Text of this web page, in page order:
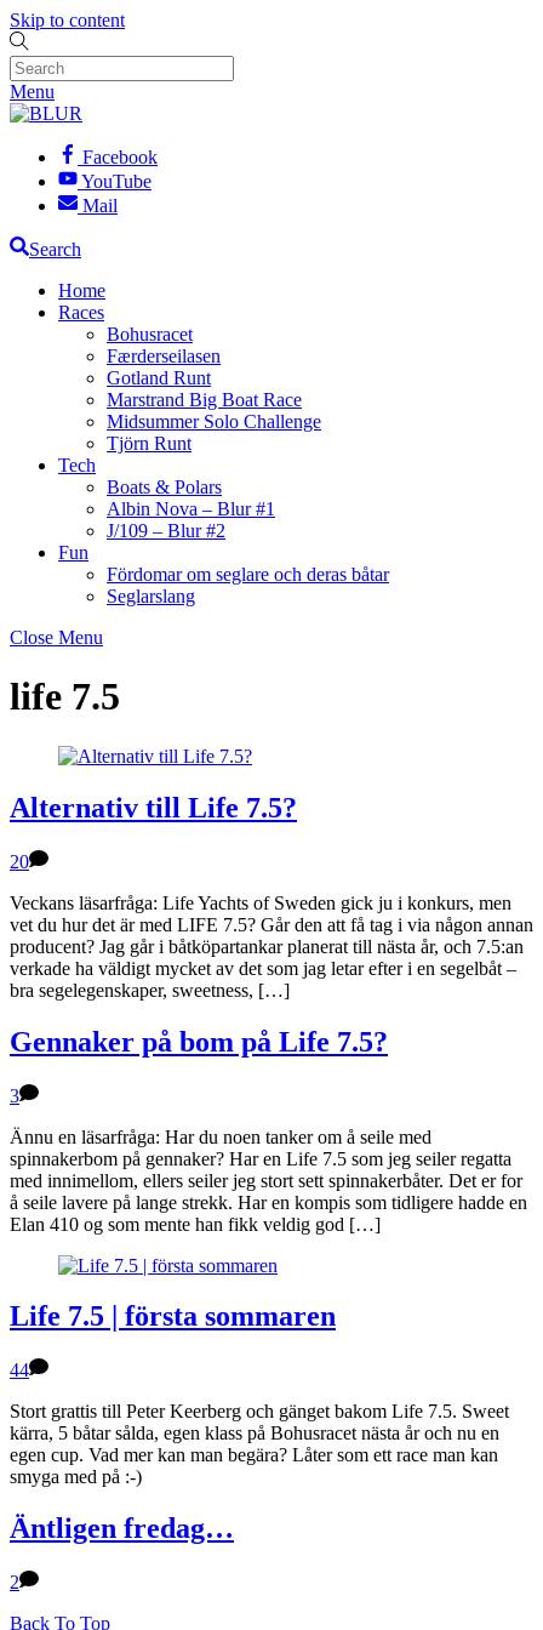
Skip to content
Menu
Facebook
YouTube
Mail
Search
Home
Races
Bohusracet
Færderseilasen
Gotland Runt
Marstrand Big Boat Race
Midsummer Solo Challenge
Tjörn Runt
Tech
Boats & Polars
Albin Nova – Blur #1
J/109 – Blur #2
Fun
Fördomar om seglare och deras båtar
Seglarslang
Close Menu
life 7.5
Alternativ till Life 7.5?
20
Veckans läsarfråga: Life Yachts of Sweden gick ju i konkurs, men
vet du hur det är med LIFE 7.5? Går den att få tag i via någon annan
producent? Jag går i båtköpartankar planerat till nästa år, och 7.5:an
verkade ha väldigt mycket av det som jag letar efter i en segelbåt –
bra segelegenskaper, sweetness, […]
Gennaker på bom på Life 7.5?
3
Ännu en läsarfråga: Har du noen tanker om å seile med
spinnakerbom på gennaker? Har en Life 7.5 som jeg seiler regatta
med innimellom, ellers seiler jeg stort sett spinnakerbåter. Det er for
å seile lavere på lange strekk. Har en kompis som tidligere hadde en
Elan 410 og som mente han fikk veldig god […]
Life 7.5 | första sommaren
44
Stort grattis till Peter Keerberg och gänget bakom Life 7.5. Sweet
kärra, 5 båtar sålda, egen klass på Bohusracet nästa år och nu en
egen cup. Vad mer kan man begära? Låter som ett race man kan
smyga med på :-)
Äntligen fredag…
2
Back To Top